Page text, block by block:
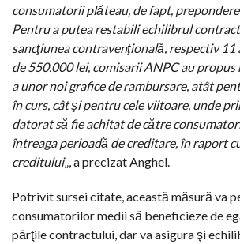
consumatorii plăteau, de fapt,
Pentru a putea restabili echilibrul
sancţiunea contravenţională, respectiv 11
de 550.000 lei, comisarii ANPC au
a unor noi grafice de rambursare, atât
în curs, cât şi pentru cele viitoare, unde
datorat să fie achitat de către
întreaga perioadă de creditare, în raport
creditului„, a precizat Anghel.
Potrivit sursei citate, această măsură va
consumatorilor medii să beneficieze de
părţile contractului, dar va asigura şi